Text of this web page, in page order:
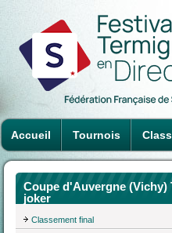
Accueil Tournois
Coupe d'Auvergne (Vichy)
joker
Classement final